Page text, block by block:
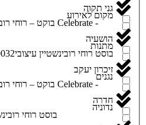
מקום לאירוע
מתנות
נגנים
נדוניה
גני תקוה
הושעיה
זיכרון יעקב
חדרה